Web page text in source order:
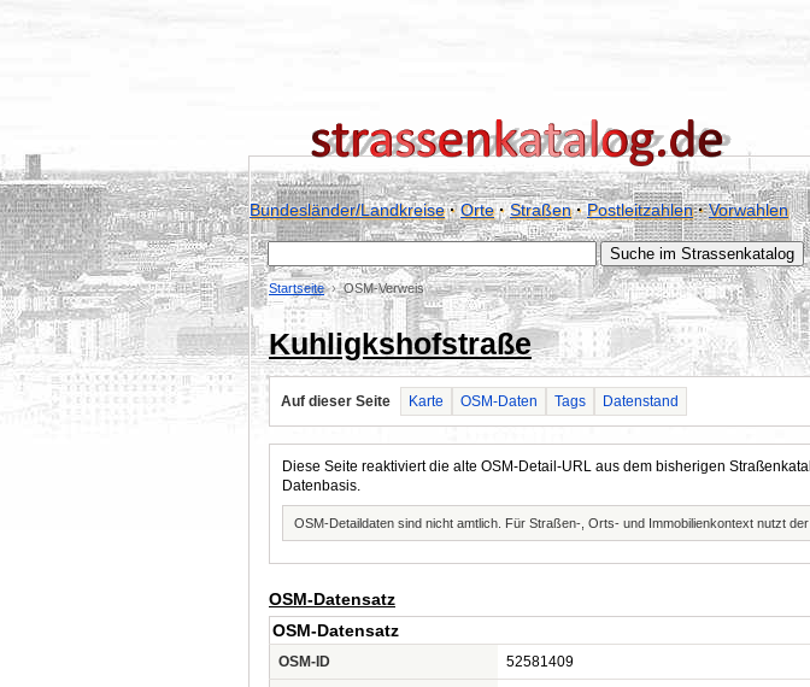
Bundesländer/Landkreise·Orte·Straßen·Postleitzahlen·Vorwahlen
Startseite OSM-Verweis
Kuhligkshofstraße
Auf dieser Seite Karte OSM-Daten Tags Datenstand
Diese Seite reaktiviert die alte OSM-Detail-URL aus dem bisherigen
Datenbasis.
OSM-Detaildaten sind nicht amtlich. Für Straßen-, Orts- und Immobilienkontext nutzt
OSM-Datensatz
OSM-Datensatz
OSM-ID 52581409